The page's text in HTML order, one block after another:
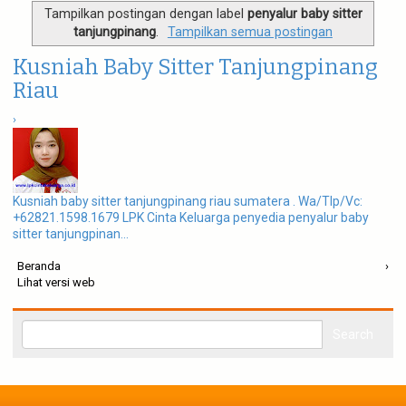
a
t
i
o
Tampilkan postingan dengan label penyalur baby sitter
tanjungpinang
Tampilkan semua postingan
Kusniah Baby Sitter Tanjungpinang
Riau
›
Kusniah baby sitter tanjungpinang riau sumatera . Wa/Tlp/Vc:
+62821.1598.1679 LPK Cinta Keluarga penyedia penyalur baby
sitter tanjungpinan...
›
Beranda
Lihat versi web